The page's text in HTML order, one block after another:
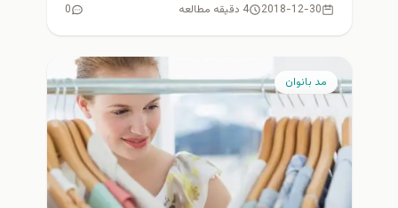
2018-12-30 4 دقیقه مطالعه 0
مد بانوان